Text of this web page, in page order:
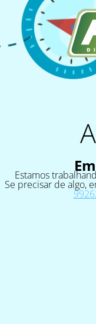
Estamos
Se precisar de algo,